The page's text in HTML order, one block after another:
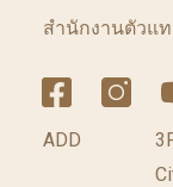
สำนักงานตัวแ
ADD